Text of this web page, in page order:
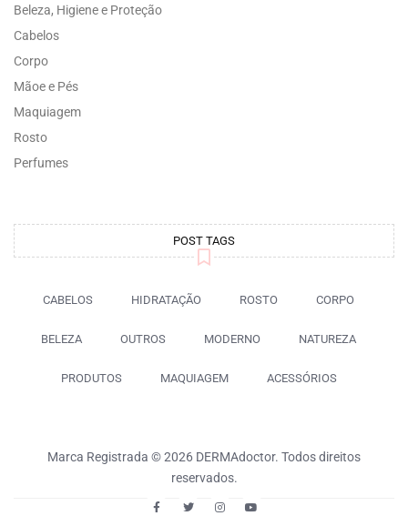
Beleza, Higiene e Proteção
Cabelos
Corpo
Mãoe e Pés
Maquiagem
Rosto
Perfumes
POST TAGS
CABELOS HIDRATAÇÃO ROSTO CORPO
BELEZA OUTROS MODERNO NATUREZA
PRODUTOS MAQUIAGEM ACESSÓRIOS
Marca Registrada © 2026 DERMAdoctor. Todos direitos
reservados.